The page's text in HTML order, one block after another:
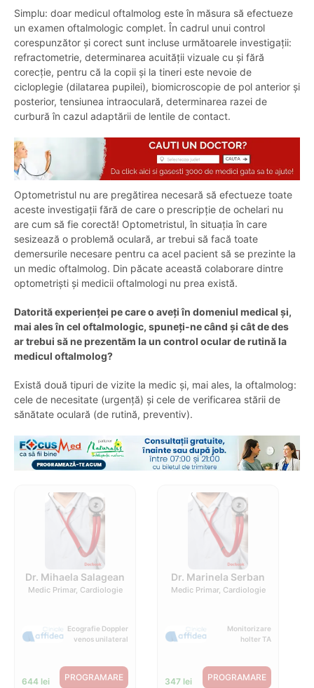
Simplu: doar medicul oftalmolog este în măsura să efectueze
un examen oftalmologic complet. În cadrul unui control
corespunzător și corect sunt incluse următoarele investigații:
refractometrie, determinarea acuității vizuale cu și fără
corecție, pentru că la copii și la tineri este nevoie de
cicloplegie (dilatarea pupilei), biomicroscopie de pol anterior și
posterior, tensiunea intraoculară, determinarea razei de
curbură în cazul adaptării de lentile de contact.
Optometristul nu are pregătirea necesară să efectueze toate
aceste investigații fără de care o prescripție de ochelari nu
are cum să fie corectă! Optometristul, în situația în care
sesizează o problemă oculară, ar trebui să facă toate
demersurile necesare pentru ca acel pacient să se prezinte la
un medic oftalmolog. Din păcate această colaborare dintre
optometriști și medicii oftalmologi nu prea există.
Datorită experienței pe care o aveți în domeniul medical și,
mai ales în cel oftalmologic, spuneți-ne când și cât de des
ar trebui să ne prezentăm la un control ocular de rutină la
medicul oftalmolog?
Există două tipuri de vizite la medic și, mai ales, la oftalmolog:
cele de necesitate (urgență) și cele de verificarea stării de
sănătate oculară (de rutină, preventiv).
Dr. Mihaela Salagean
Medic Primar, Cardiologie
Ecografie Doppler
venos unilateral
644 lei PROGRAMARE
Dr. Marinela Serban
Medic Primar, Cardiologie
Monitorizare
holter TA
347 lei PROGRAMARE